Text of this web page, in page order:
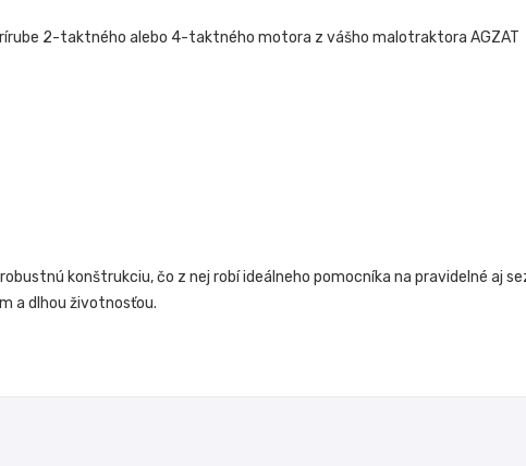
2-taktného alebo 4-taktného motora z vášho malotraktora AGZAT
konštrukciu, čo z nej robí ideálneho pomocníka na pravidelné aj
a dlhou životnosťou.